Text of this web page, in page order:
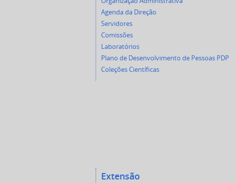
Agenda da Direção
Servidores
Comissões
Laboratórios
Plano de Desenvolvimento de Pessoas PDP
Coleções Científicas
Extensão